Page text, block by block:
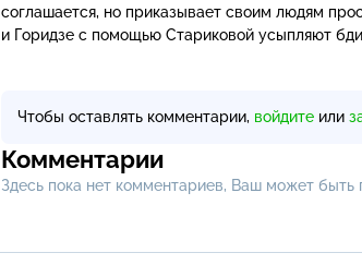
соглашается, но приказывает своим людям
и Горидзе с помощью Стариковой усыпляют
Чтобы оставлять комментарии, войдите или
Комментарии
Здесь пока нет комментариев, Ваш может быть